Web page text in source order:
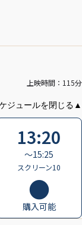
上映時間：115分
13:20
〜15:25
スクリーン10
購入可能